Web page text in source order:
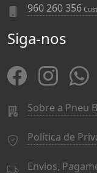
960 260 356
Siga-nos
Sobre a Pneu
Política de
Envios,